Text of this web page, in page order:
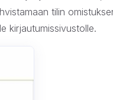
tilin
kirjautumissivustolle.